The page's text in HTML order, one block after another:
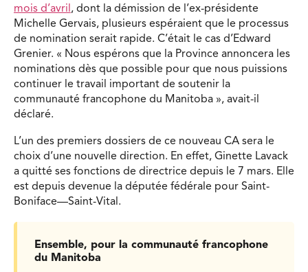
mois d’avril , dont la démission de l’ex-présidente
Michelle Gervais, plusieurs espéraient que le processus
de nomination serait rapide. C’était le cas d’Edward
Grenier. « Nous espérons que la Province annoncera les
nominations dès que possible pour que nous puissions
continuer le travail important de soutenir la
communauté francophone du Manitoba », avait-il
déclaré.
L’un des premiers dossiers de ce nouveau CA sera le
choix d’une nouvelle direction. En effet, Ginette Lavack
a quitté ses fonctions de directrice depuis le 7 mars. Elle
est depuis devenue la députée fédérale pour Saint-
Boniface—Saint-Vital.
Ensemble, pour la communauté francophone
du Manitoba